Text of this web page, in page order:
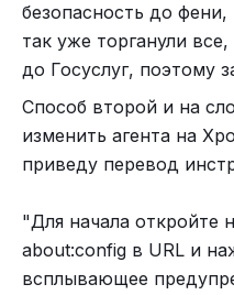
безопасность до
так уже торганули
до Госуслуг, поэтому
Способ второй и на
изменить агента на
приведу перевод
"Для начала откройте
about:config в URL и
всплывающее